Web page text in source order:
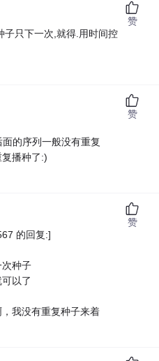
子只下一次,就得.用时间控
赞
的序列一般没有重复
播种了:)
赞
的回复:]
种子
以了
我没有重复种子来着
赞